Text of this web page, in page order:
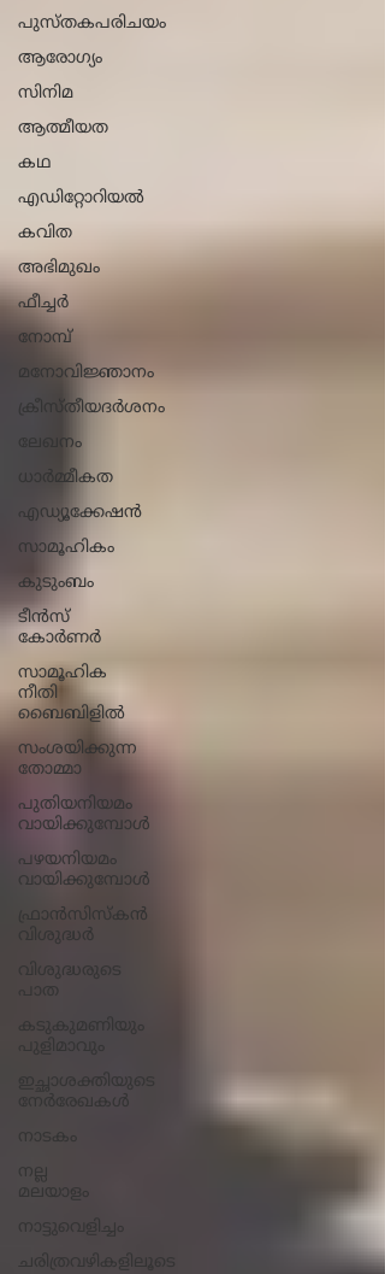
പുസ്തകപരിചയം
ആരോ​ഗ്യം
സിനിമ
ആത്മീയത
കഥ
എഡിറ്റോറിയൽ
കവിത
അഭിമുഖം
ഫീച്ചർ
നോമ്പ്
മനോവിജ്ഞാനം
ക്രീസ്തീയദർശനം
ലേഖനം
ധാ‍ർമ്മീകത
എഡ്യൂക്കേഷൻ
സാമൂഹികം
കുടുംബം
ടീൻസ്
കോർണർ
സാമൂഹിക
നീതി
ബൈബിളിൽ
സംശയിക്കുന്ന
തോമ്മാ
പുതിയനിയമം
വായിക്കുമ്പോൾ
പഴയനിയമം
വായിക്കുമ്പോൾ
ഫ്രാൻസിസ്കൻ
വിശുദ്ധർ
വിശുദ്ധരുടെ
പാത
കടുകുമണിയും
പുളിമാവും
ഇച്ഛാശക്തിയുടെ
നേര്‍രേഖകള്‍
നാടകം
നല്ല
മലയാളം
നാട്ടുവെളിച്ചം
ചരിത്രവഴികളിലൂടെ